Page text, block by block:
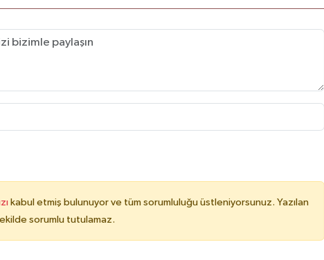
kabul etmiş bulunuyor ve tüm sorumluluğu üstleniyorsunuz. Yazılan
sorumlu tutulamaz.